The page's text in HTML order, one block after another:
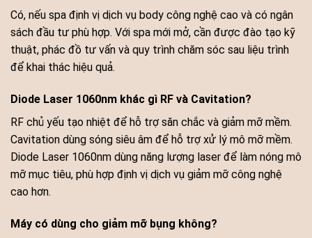
Có, nếu spa định vị dịch vụ body công nghệ cao và có ngân
sách đầu tư phù hợp. Với spa mới mở, cần được đào tạo kỹ
thuật, phác đồ tư vấn và quy trình chăm sóc sau liệu trình
để khai thác hiệu quả.
Diode Laser 1060nm khác gì RF và Cavitation?
RF chủ yếu tạo nhiệt để hỗ trợ săn chắc và giảm mỡ mềm.
Cavitation dùng sóng siêu âm để hỗ trợ xử lý mô mỡ mềm.
Diode Laser 1060nm dùng năng lượng laser để làm nóng mô
mỡ mục tiêu, phù hợp định vị dịch vụ giảm mỡ công nghệ
cao hơn.
Máy có dùng cho giảm mỡ bụng không?